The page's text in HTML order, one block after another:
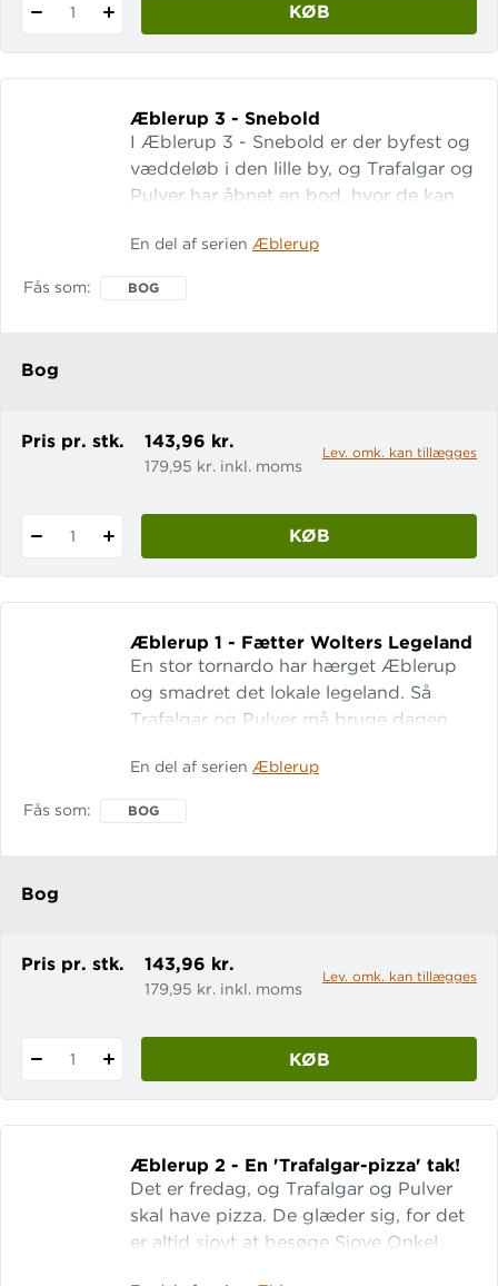
1 KØB
Æblerup 3 - Snebold
I Æblerup 3 - Snebold er der byfest og
væddeløb i den lille by, og Trafalgar og
Pulver har åbnet en bod, hvor de kan
Men det ender helt galt, da de
gang med en g
En del af serien Æblerup
Fås som BOG
Bog
Pris pr. stk. 143,96 kr.
179,95 kr. inkl. moms
Lev. omk. kan tillægges
1 KØB
Æblerup 1 - Fætter Wolters Legeland
En stor tornardo har hærget Æblerup
og smadret det lokale legeland. Så
Trafalgar og Pulver må bruge dagen
Wolter. De får dog den utaknemmelige
hvis de bygger et legeland af alt
En del af serien Æblerup
Fås som BOG
Bog
Pris pr. stk. 143,96 kr.
179,95 kr. inkl. moms
Lev. omk. kan tillægges
1 KØB
Æblerup 2 - En 'Trafalgar-pizza' tak!
Det er fredag, og Trafalgar og Pulver
skal have pizza. De glæder sig, for det
er altid sjovt at besøge Sjove Onkel